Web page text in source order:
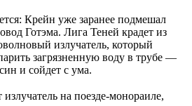
Крейн уже заранее подмешал
Готэма. Лига Теней крадет из
излучатель, который
загрязненную воду в трубе —
и сойдет с ума.
излучатель на поезде-монораиле,